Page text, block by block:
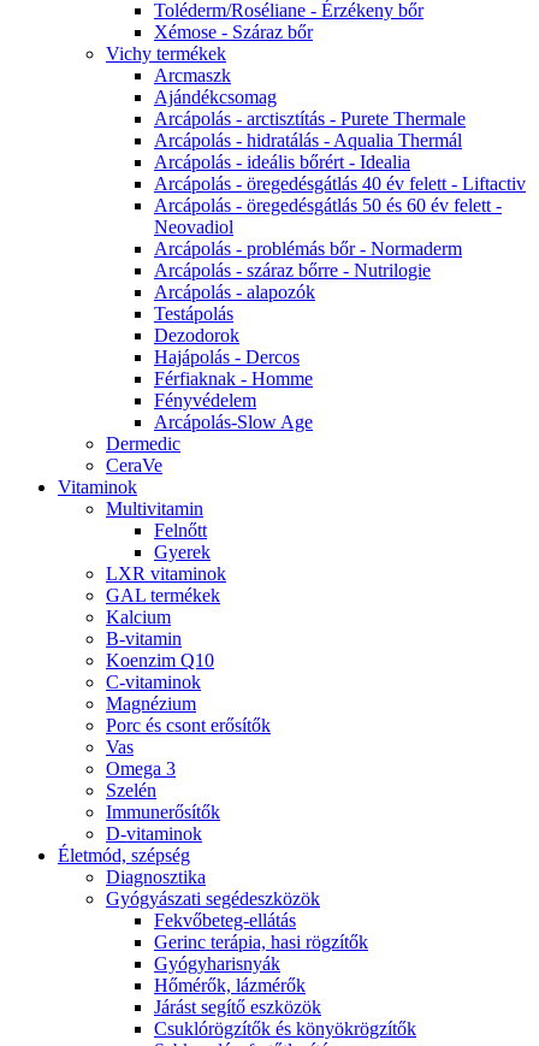
Toléderm/Roséliane - Érzékeny bőr
Xémose - Száraz bőr
Vichy termékek
Arcmaszk
Ajándékcsomag
Arcápolás - arctisztítás - Purete Thermale
Arcápolás - hidratálás - Aqualia Thermál
Arcápolás - ideális bőrért - Idealia
Arcápolás - öregedésgátlás 40 év felett - Liftactiv
Arcápolás - öregedésgátlás 50 és 60 év felett -
Neovadiol
Arcápolás - problémás bőr - Normaderm
Arcápolás - száraz bőrre - Nutrilogie
Arcápolás - alapozók
Testápolás
Dezodorok
Hajápolás - Dercos
Férfiaknak - Homme
Fényvédelem
Arcápolás-Slow Age
Dermedic
CeraVe
Vitaminok
Multivitamin
Felnőtt
Gyerek
LXR vitaminok
GAL termékek
Kalcium
B-vitamin
Koenzim Q10
C-vitaminok
Magnézium
Porc és csont erősítők
Vas
Omega 3
Szelén
Immunerősítők
D-vitaminok
Életmód, szépség
Diagnosztika
Gyógyászati segédeszközök
Fekvőbeteg-ellátás
Gerinc terápia, hasi rögzítők
Gyógyharisnyák
Hőmérők, lázmérők
Járást segítő eszközök
Csuklórögzítők és könyökrögzítők